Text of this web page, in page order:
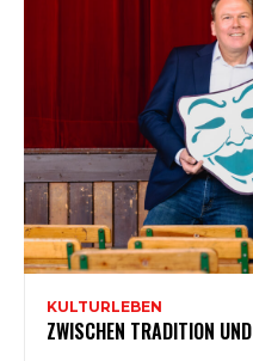
KULTURLEBEN
ZWISCHEN TRADITION